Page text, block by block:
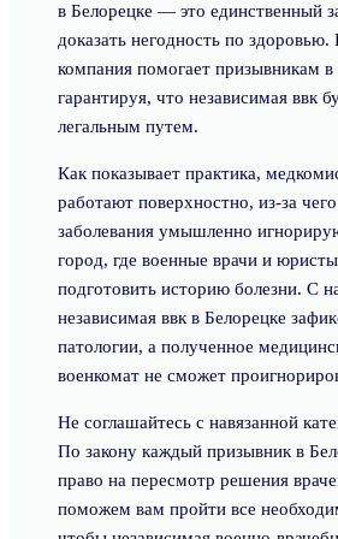
в Белорецке — это единственный
доказать негодность по
компания помогает призывникам в
гарантируя, что независимая ввк
легальным путем.
Как показывает практика,
работают поверхностно, из-за
заболевания умышленно
город, где военные врачи и
подготовить историю болезни. С
независимая ввк в Белорецке
патологии, а полученное
военкомат не сможет
Не соглашайтесь с навязанной
По закону каждый призывник в
право на пересмотр решения
поможем вам пройти все